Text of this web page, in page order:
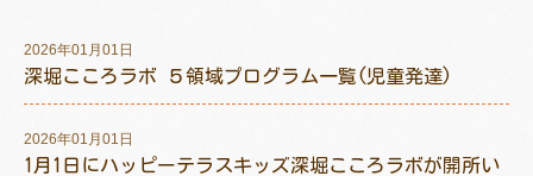
教室一覧
ご利用について
2026年01月01日
深堀こころラボ ５領域プログラム一覧(児童発達)
2026年01月01日
1月1日にハッピーテラスキッズ深堀こころラボが開所い